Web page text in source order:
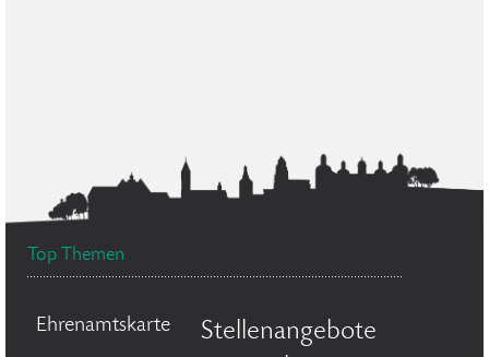
Top Themen
Ehrenamtskarte
Stellenangebote